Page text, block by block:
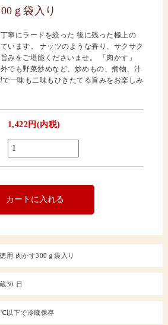
ｇ袋入り
寧にラードを絞った 後に残った極上の
います。 ナッツのような香り、サクサク
みをご堪能くださいませ。 「肉かす」
でも野菜炒めなど、炒めもの、煮物、汁
で一味も二味もひきたてる旨みをお楽しみ
1,422円(内税)
用 肉かす300ｇ袋入り
30 日
以下で冷蔵保存